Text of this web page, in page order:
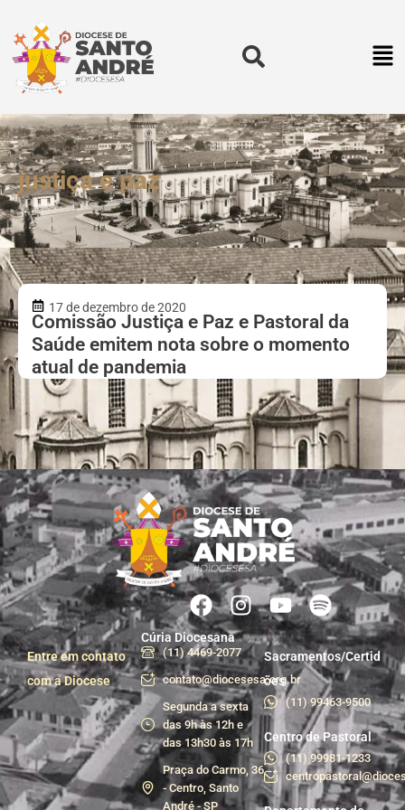
justiça e paz
17 de dezembro de 2020
Comissão Justiça e Paz e Pastoral da
Saúde emitem nota sobre o momento
atual de pandemia
Entre em contato
com a Diocese
Cúria Diocesana
(11) 4469-2077
contato@diocesesa.org.br
Segunda a sexta
das 9h às 12h e
das 13h30 às 17h
Praça do Carmo, 36
- Centro, Santo
André - SP
Sacramentos/Certid
ões
(11) 99463-9500
Centro de Pastoral
(11) 99981-1233